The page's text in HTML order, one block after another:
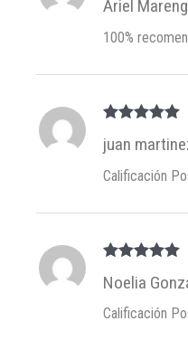
5de 5
Ariel
100%
5de 5
juan
Calificación
5de 5
Noelia
Calificación